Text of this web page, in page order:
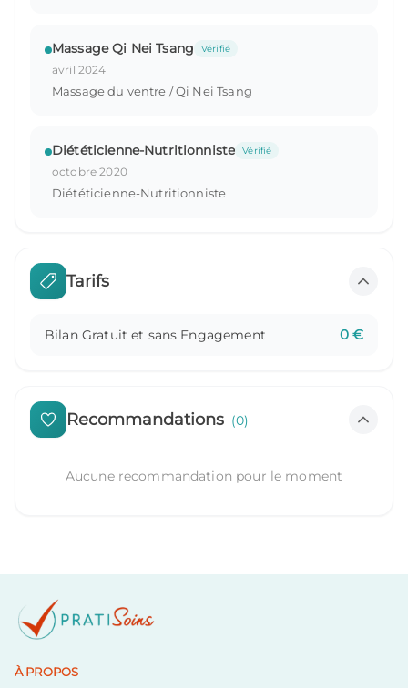
Massage Qi Nei Tsang Vérifié
avril 2024
Massage du ventre / Qi Nei Tsang
Diététicienne-Nutritionniste Vérifié
octobre 2020
Diététicienne-Nutritionniste
Tarifs
Bilan Gratuit et sans Engagement 0€
Recommandations (0)
Aucune recommandation pour le moment
À PROPOS